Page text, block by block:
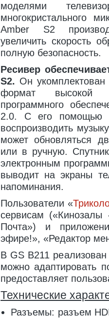
моделями
многокристального
Amber S2
увеличить скорость
полную безопасность.
Ресивер
S2. Он
формат высокой
программного
2.0. С его помощью
воспроизводить
может обновляться
или в ручную.
электронным
выводит на экраны
напоминания.
Пользователи «
сервисам
Почта») и
эфире!», «Редактор
В GS B211
можно адаптировать
предоставляет
Технические
Разъемы: разъем